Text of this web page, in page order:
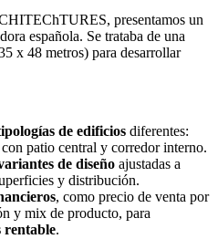
presentamos un
española. Se trataba de una
x 48 metros) para desarrollar
de edificios diferentes:
patio central y corredor interno.
de diseño ajustadas a
y distribución.
, como precio de venta por
y mix de producto, para
rentable.